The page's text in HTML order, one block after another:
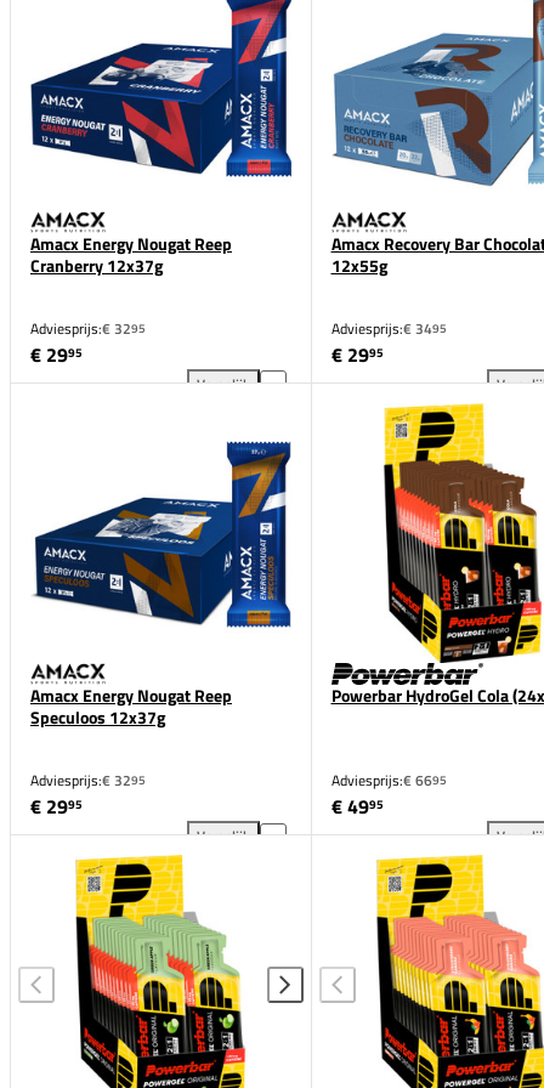
Amacx Energy Nougat Reep
Cranberry 12x37g
Adviesprijs:€ 3295
€ 2995
Vergelijk
Amacx Energy Nougat Reep Cranberry 12x37g
Amacx Recovery Bar
12x55g
Adviesprijs:€ 3495
€ 2995
Amacx Energy Nougat Reep
Speculoos 12x37g
Adviesprijs:€ 3295
€ 2995
Vergelijk
Amacx Energy Nougat Reep Speculoos 12x37g
Powerbar HydroGel Cola
Adviesprijs:€ 6695
€ 4995